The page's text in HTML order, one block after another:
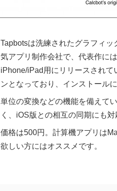
Tapbotsは洗練されたグラフィ
気アプリ制作会社で、代表作に
iPhone/iPad用にリリースされて
ンとなっており、インストール
単位の変換などの機能を備えて
く、iOS版との相互の同期にも対
価格は500円。計算機アプリは
欲しい方にはオススメです。